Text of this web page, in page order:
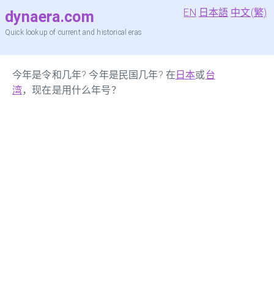
dynaera.com
Quick lookup of current and historical eras
EN 日本語 中文(繁)
今年是令和几年? 今年是民国几年? 在 日本或台
湾，现在是用什么年号？